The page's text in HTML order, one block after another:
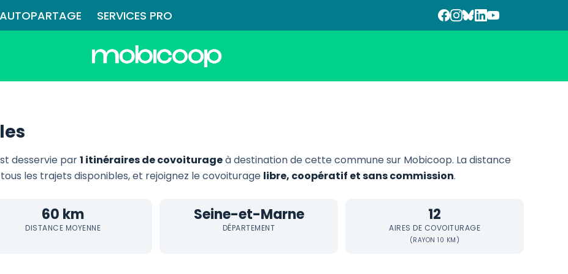
AUTOPARTAGE SERVICES PRO
desservie par1 itinéraires de covoiturageà destination de cette commune sur Mobicoop. La distance
les trajets disponibles, et rejoignez le covoiturage libre, coopératif et sans commission.
60 km
DISTANCE MOYENNE
Seine-et-Marne
DÉPARTEMENT
12
AIRES DE COVOITURAGE
(RAYON 10 KM)